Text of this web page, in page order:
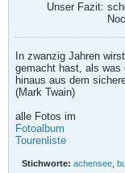
Unser Fazit:
In zwanzig Jahren
gemacht hast, als was
hinaus aus dem
(Mark Twain)
alle Fotos im
Fotoalbum
Tourenliste
Stichworte: achensee